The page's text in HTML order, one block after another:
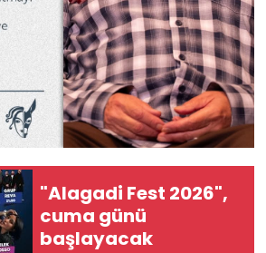
"Alagadi Fest 2026",
cuma günü
başlayacak